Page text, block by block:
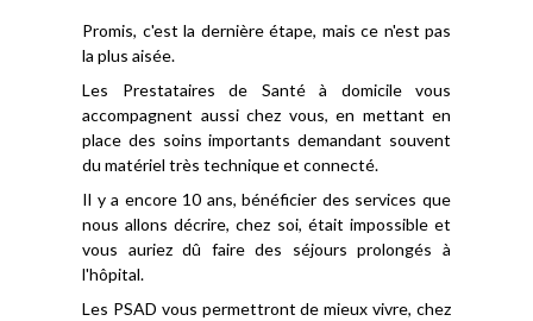
Promis, c'est la dernière étape, mais ce n'est pas
la plus aisée.
Les Prestataires de Santé à domicile vous
accompagnent aussi chez vous, en mettant en
place des soins importants demandant souvent
du matériel très technique et connecté.
Il y a encore 10 ans, bénéficier des services que
nous allons décrire, chez soi, était impossible et
vous auriez dû faire des séjours prolongés à
l'hôpital.
Les PSAD vous permettront de mieux vivre, chez